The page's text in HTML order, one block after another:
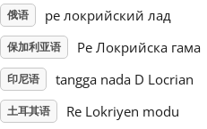
Svenska
Tiếng Việt
俄语 ре локрийский лад
保加利亚语 Ре Локрийска гама
印尼语 tangga nada D Locrian
土耳其语 Re Lokriyen modu